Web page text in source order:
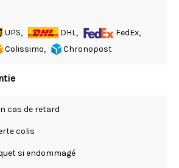
UPS, DHL,
FedEx,
Colissimo, Chronopost
cas de retard
colis
si endommagé